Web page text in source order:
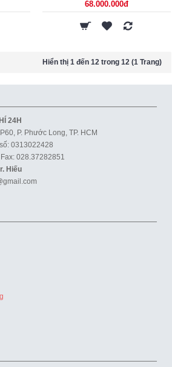
68.000.000đ
Hiển thị 1 đến 12 trong 12 (1 Trang)
24H
P. Phước Long, TP. HCM
0313022428
Fax: 028.37282851
Hiếu